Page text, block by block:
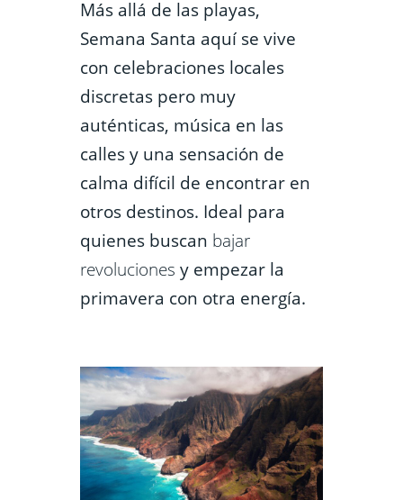
Más allá de las playas,
Semana Santa aquí se vive
con celebraciones locales
discretas pero muy
auténticas, música en las
calles y una sensación de
calma difícil de encontrar en
otros destinos. Ideal para
quienes buscan bajar
revoluciones y empezar la
primavera con otra energía.